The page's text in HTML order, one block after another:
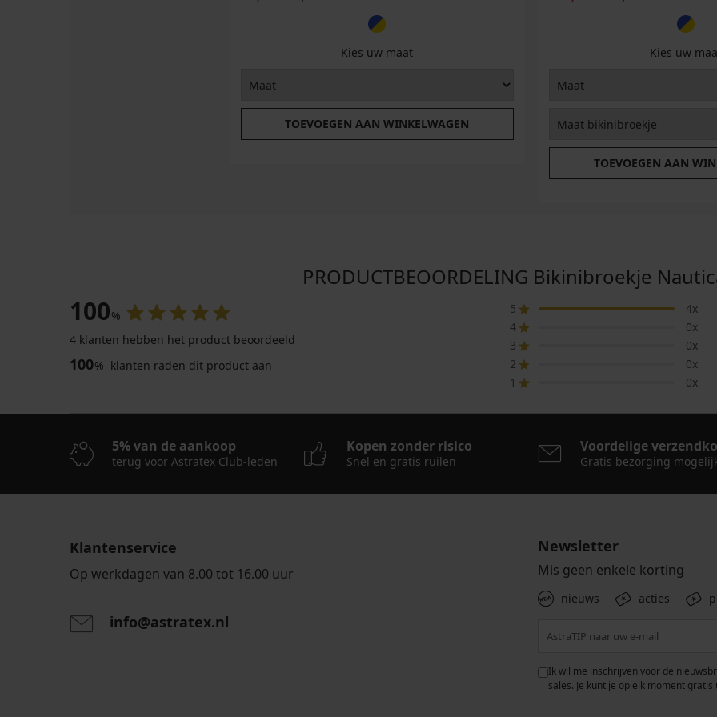
Kies uw maat
TOEVOEGEN AAN WINKELWAGEN
Kies uw
TOEVOEGEN AAN
PRODUCTBEOORDELING Bikinibroekje
100%
4 klanten hebben het product beoordeeld
100% klanten raden dit product aan
5
4x
4
0x
3
0x
2
0x
1
0x
5% van de aankoop
terug voor Astratex Club-leden
Kopen zonder risico
Snel en gratis ruilen
Voordelige
Gratis bezorging
Klantenservice
Op werkdagen van 8.00 tot 16.00 uur
info@astratex.nl
Newsletter
Mis geen enkele korting
nieuws acties
Ik wil me inschrijven voor de
sales. Je kunt je op elk moment